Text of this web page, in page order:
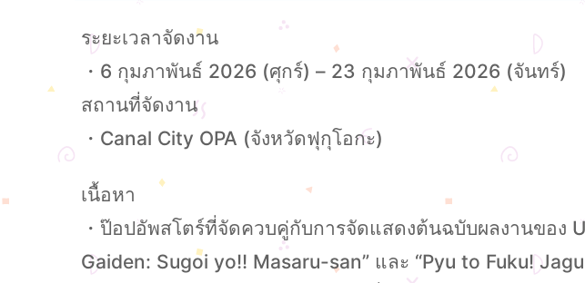
ระยะเวลาจัดงาน
・6 กุมภาพันธ์ 2026 (ศุกร์) – 23 กุมภาพันธ์ 2026 (จันทร์)
สถานที่จัดงาน
・Canal City OPA (จังหวัดฟุกุโอกะ)
เนื้อหา
・ป๊อปอัพสโตร์ที่จัดควบคู่กับการจัดแสดงต้นฉบับผลงานของ
Gaiden: Sugoi yo!! Masaru-san” และ “Pyu to Fuku!